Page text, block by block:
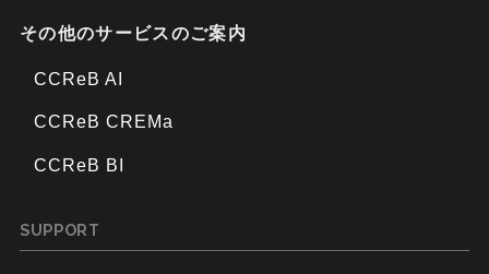
その他のサービスのご案内
CCReB AI
CCReB CREMa
CCReB BI
SUPPORT